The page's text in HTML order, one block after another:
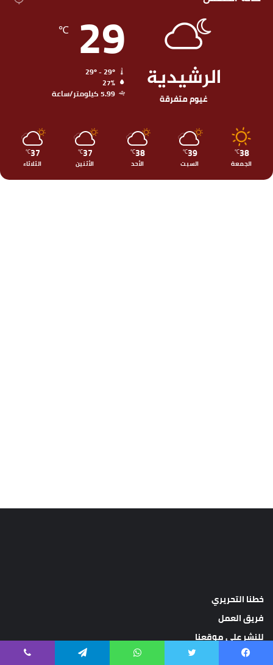
الرشيدية
غيوم متفرقة
29
℃
27%
5.99 كيلومتر/ساعة
38
℃
الجمعة
39
℃
السبت
38
℃
الأحد
37
℃
الأثنين
37
℃
الثلاثاء
خطنا التحريري
فريق العمل
للنشر على موقعنا
سياسة الخصوصية